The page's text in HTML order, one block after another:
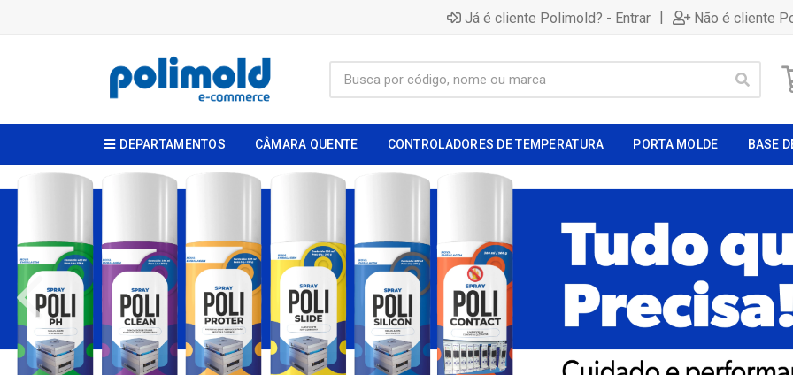
Já é cliente Polimold? - Entrar | Não é cliente
DEPARTAMENTOS CÂMARA QUENTE CONTROLADORES DE TEMPERATURA PORTA MOLDE BASE